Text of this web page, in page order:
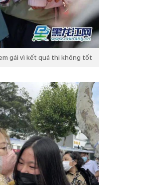
gái vì kết quả thi không tốt